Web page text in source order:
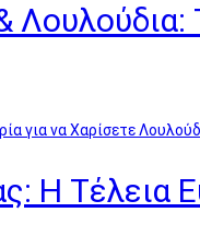
Η Τέλεια